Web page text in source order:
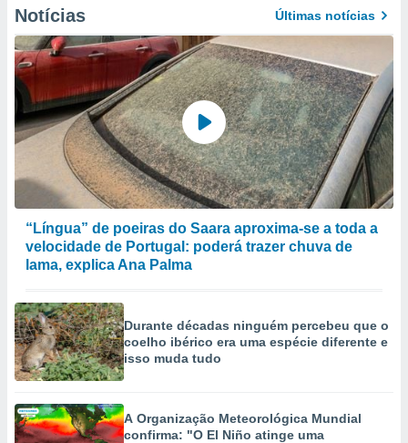
Notícias Últimas notícias
“Língua” de poeiras do Saara aproxima-se a toda a
velocidade de Portugal: poderá trazer chuva de
lama, explica Ana Palma
Durante décadas ninguém percebeu que o
coelho ibérico era uma espécie diferente e
isso muda tudo
A Organização Meteorológica Mundial
confirma: "O El Niño atinge uma